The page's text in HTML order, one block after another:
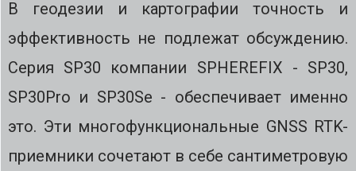
В геодезии и картографии точность и
эффективность не подлежат обсуждению.
Серия SP30 компании SPHEREFIX - SP30,
SP30Pro и SP30Se - обеспечивает именно
это. Эти многофункциональные GNSS RTK-
приемники сочетают в себе сантиметровую